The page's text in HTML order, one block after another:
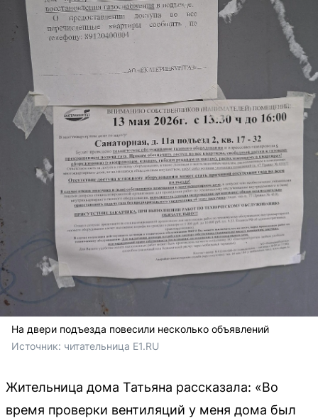
На двери подъезда повесили несколько объявлений
Источник: читательница E1.RU
Жительница дома Татьяна рассказала: «Во
время проверки вентиляций у меня дома был